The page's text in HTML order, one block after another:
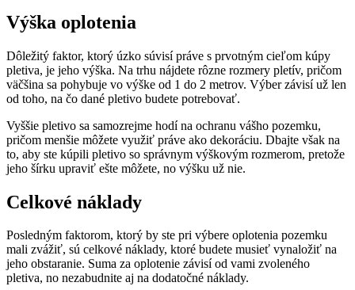
Výška oplotenia
Dôležitý faktor, ktorý úzko súvisí práve s prvotným cieľom kúpy
pletiva, je jeho výška. Na trhu nájdete rôzne rozmery pletív, pričom
väčšina sa pohybuje vo výške od 1 do 2 metrov. Výber závisí už len
od toho, na čo dané pletivo budete potrebovať.
Vyššie pletivo sa samozrejme hodí na ochranu vášho pozemku,
pričom menšie môžete využiť práve ako dekoráciu. Dbajte však na
to, aby ste kúpili pletivo so správnym výškovým rozmerom, pretože
jeho šírku upraviť ešte môžete, no výšku už nie.
Celkové náklady
Posledným faktorom, ktorý by ste pri výbere oplotenia pozemku
mali zvážiť, sú celkové náklady, ktoré budete musieť vynaložiť na
jeho obstaranie. Suma za oplotenie závisí od vami zvoleného
pletiva, no nezabudnite aj na dodatočné náklady.